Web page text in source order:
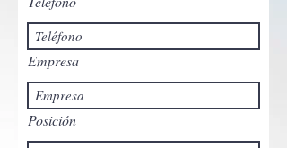
Empresa
Posición